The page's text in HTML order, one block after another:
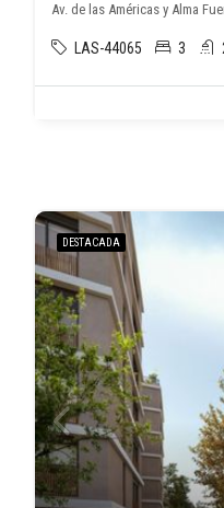
Av. de las Américas y Alma
LAS-44065 3
DESTACADA